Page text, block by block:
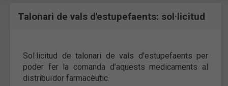
Talonari de vals d'estupefaents: sol·licitud
Sol·licitud de talonari de vals d’estupefaents per
poder fer la comanda d’aquests medicaments al
distribuïdor farmacèutic.